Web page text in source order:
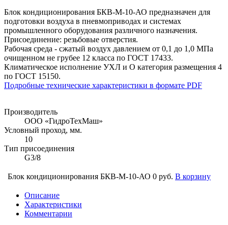
Блок кондиционирования БКВ-М-10-АО предназначен для
подготовки воздуха в пневмоприводах и системах
промышленного оборудования различного назначения.
Присоединение: резьбовые отверстия.
Рабочая среда - сжатый воздух давлением от 0,1 до 1,0 МПа
очищенном не грубее 12 класса по ГОСТ 17433.
Климатическое исполнение УХЛ и О категория размещения 4
по ГОСТ 15150.
Подробные технические характеристики в формате PDF
Производитель
ООО «ГидроТехМаш»
Условный проход, мм.
10
Тип присоединения
G3/8
Блок кондиционирования БКВ-М-10-АО 0 руб. В корзину
Описание
Характеристики
Комментарии